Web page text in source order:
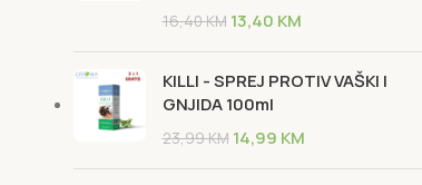
16,40KM 13,40 KM
KILLI - SPREJ PROTIV VAŠKI I
GNJIDA 100ml
23,99KM 14,99 KM